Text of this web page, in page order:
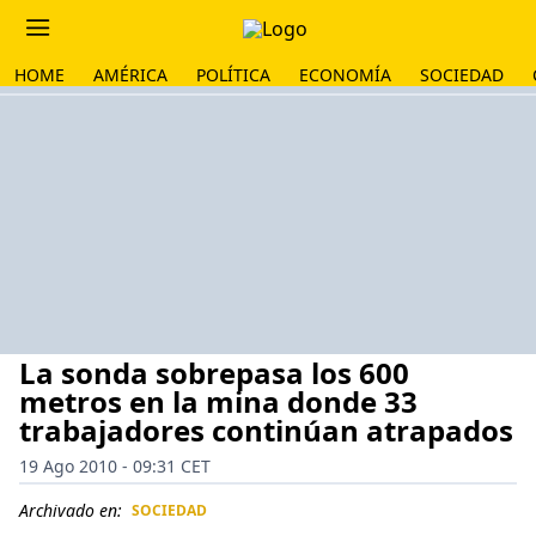
HOME AMÉRICA POLÍTICA ECONOMÍA SOCIEDAD
La sonda sobrepasa los 600
metros en la mina donde 33
trabajadores continúan atrapados
19 Ago 2010 - 09:31 CET
Archivado en: SOCIEDAD